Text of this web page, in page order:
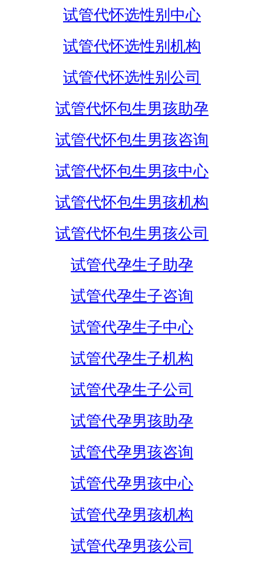
试管代怀选性别中心
试管代怀选性别机构
试管代怀选性别公司
试管代怀包生男孩助孕
试管代怀包生男孩咨询
试管代怀包生男孩中心
试管代怀包生男孩机构
试管代怀包生男孩公司
试管代孕生子助孕
试管代孕生子咨询
试管代孕生子中心
试管代孕生子机构
试管代孕生子公司
试管代孕男孩助孕
试管代孕男孩咨询
试管代孕男孩中心
试管代孕男孩机构
试管代孕男孩公司